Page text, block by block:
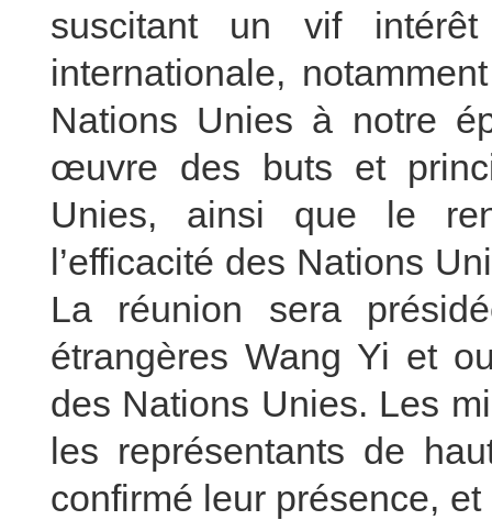
suscitant un vif
internationale,
Nations Unies à notre
œuvre des buts et
Unies, ainsi que le
l’efficacité des Nations
La réunion sera
étrangères Wang Yi et
des Nations Unies. Les
les représentants de
confirmé leur présence,